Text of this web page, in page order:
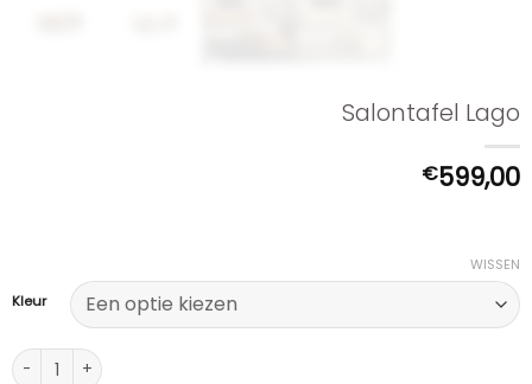
Salontafel Lago
€599,00
Kleur
WISSEN
Salontafel Lago aantal